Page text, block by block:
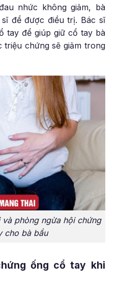
nhức không giảm, bà
để được điều trị. Bác sĩ
tay để giúp giữ cổ tay bà
triệu chứng sẽ giảm trong
phòng ngừa hội chứng
cho bà bầu
ống cổ tay khi